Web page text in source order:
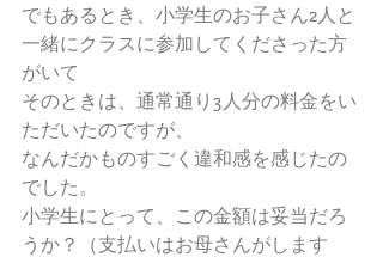
でもあるとき、小学生のお子さん2人と
一緒にクラスに参加してくださった方
がいて
そのときは、通常通り3人分の料金をい
ただいたのですが、
なんだかものすごく違和感を感じたの
でした。
小学生にとって、この金額は妥当だろ
うか？（支払いはお母さんがします